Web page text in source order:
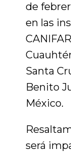
de
en las
Santa
Benito
México.
será